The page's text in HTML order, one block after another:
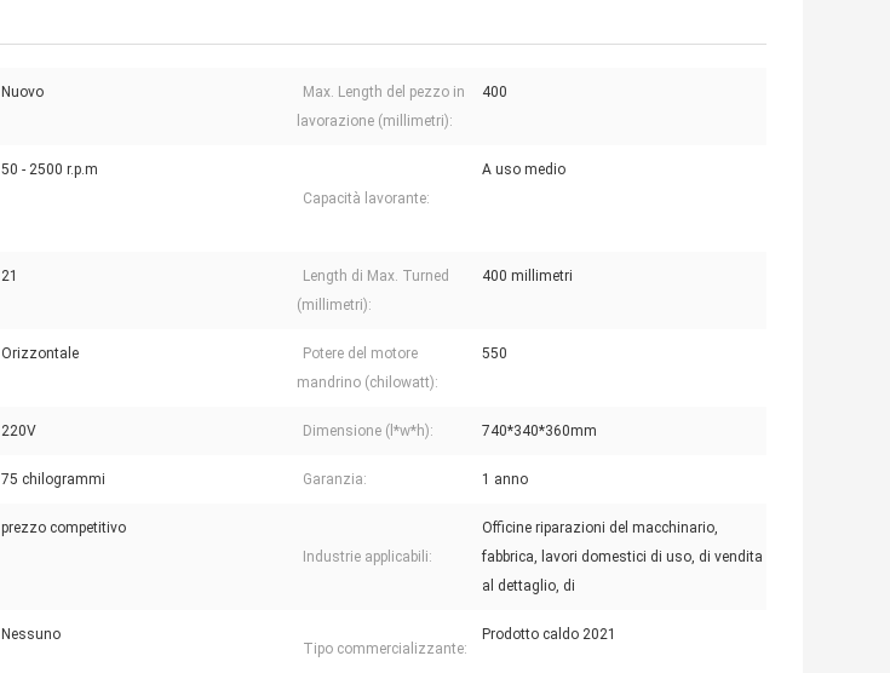
Nuovo
Max. Length del pezzo in
lavorazione (millimetri):
400
50 - 2500 r.p.m
Capacità lavorante:
A uso medio
21
Length di Max. Turned
(millimetri):
400 millimetri
Orizzontale
Potere del motore
mandrino (chilowatt):
550
220V Dimensione (l*w*h): 740*340*360mm
75 chilogrammi Garanzia: 1 anno
prezzo competitivo
Industrie applicabili:
Officine riparazioni del macchinario,
fabbrica, lavori domestici di uso, di vendita
al dettaglio, di
Nessuno
Tipo commercializzante:
Prodotto caldo 2021